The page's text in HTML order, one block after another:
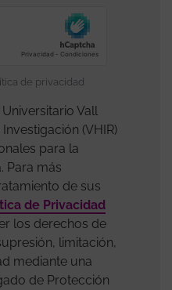
de privacidad
Vall
(VHIR)
para la
Para más
de sus
de Privacidad
los derechos de
limitación,
mediante una
de Protección